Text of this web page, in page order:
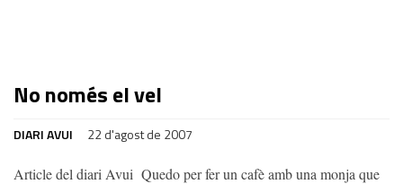
No només el vel
DIARI AVUI 22 d'agost de 2007
Article del diari Avui Quedo per fer un cafè amb una monja que